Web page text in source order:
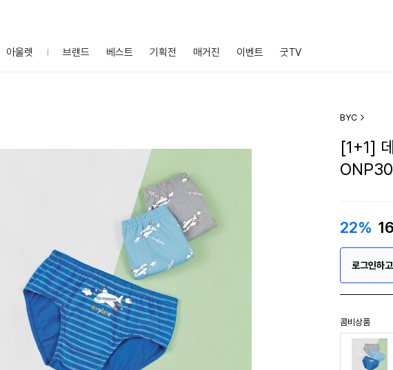
아울렛 브랜드 베스트 기획전 매거진 이벤트 굿TV
BYC
[1+1]
22%
로그인하
콤비상품